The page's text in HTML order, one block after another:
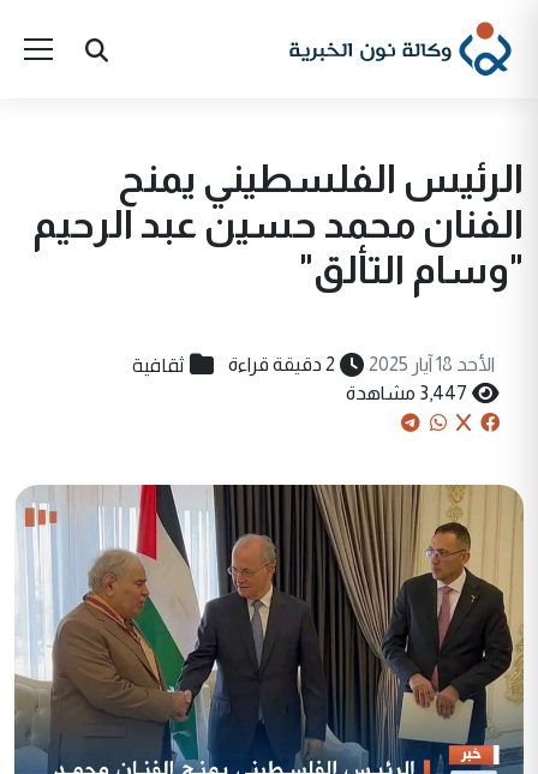
الرئيس الفلسطيني يمنح
الفنان محمد حسين عبد الرحيم
"وسام التألق"
الأحد 18 آيار 2025 2 دقيقة قراءة ثقافية
3,447 مشاهدة